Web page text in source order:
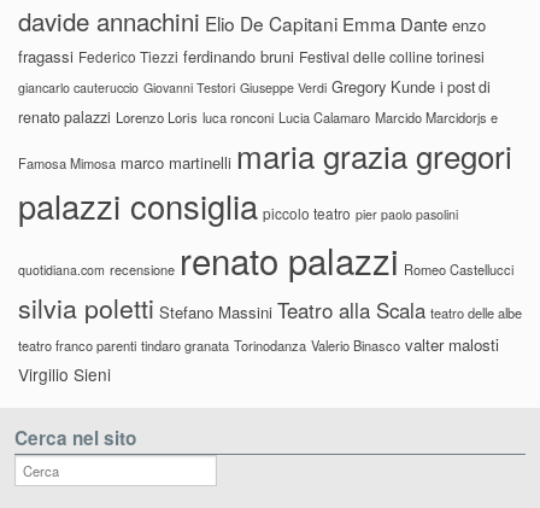
davide annachini Elio De Capitani Emma Dante enzo
fragassi Federico Tiezzi ferdinando bruni Festival delle colline torinesi
giancarlo cauteruccio Giovanni Testori Giuseppe Verdi Gregory Kunde i post di
renato palazzi Lorenzo Loris luca ronconi Lucia Calamaro Marcido Marcidorjs e
Famosa Mimosa marco martinelli maria grazia gregori
palazzi consiglia piccolo teatro pier paolo pasolini
quotidiana.com recensione renato palazzi Romeo Castellucci
silvia poletti Stefano Massini Teatro alla Scala teatro delle albe
teatro franco parenti tindaro granata Torinodanza Valerio Binasco valter malosti
Virgilio Sieni
Cerca nel sito